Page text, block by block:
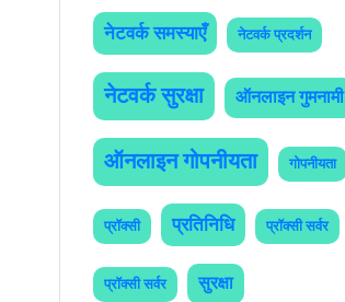
नेटवर्क समस्याएँ नेटवर्क प्रदर्शन
नेटवर्क सुरक्षा ऑनलाइन गुमनामी
ऑनलाइन गोपनीयता गोपनीयता
प्रॉक्सी प्रतिनिधि प्रॉक्सी सर्वर
प्रॉक्सी सर्वर सुरक्षा